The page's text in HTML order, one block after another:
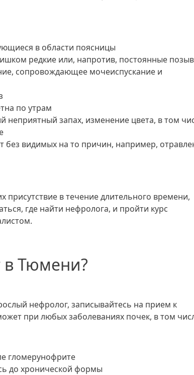
в области поясницы
редкие или, напротив, постоянные
сопровождающее мочеиспускание и
по утрам
неприятный запах, изменение цвета, в том
видимых на то причин, например,
присутствие в течение длительного времени,
где найти нефролога, и пройти курс
в Тюмени?
нефролог, записывайтесь на прием к
при любых заболеваниях почек, в том
гломерунофрите
до хронической формы